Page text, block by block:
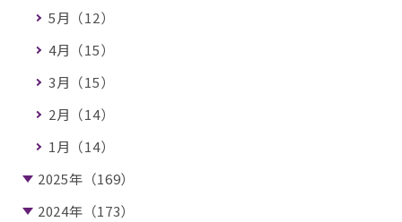
5月（12）
4月（15）
3月（15）
2月（14）
1月（14）
2025年（169）
2024年（173）